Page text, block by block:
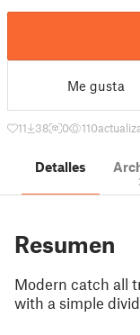
Me gusta
11 38 0 110
Detalles
Resumen
Modern catch all
with a simple